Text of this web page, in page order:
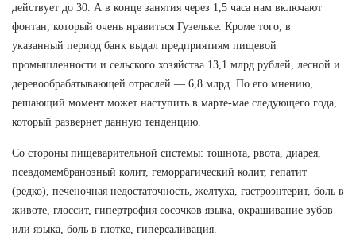
действует до 30. А в конце занятия через 1,5 часа нам включают
фонтан, который очень нравиться Гузельке. Кроме того, в
указанный период банк выдал предприятиям пищевой
промышленности и сельского хозяйства 13,1 млрд рублей, лесной и
деревообрабатывающей отраслей — 6,8 млрд. По его мнению,
решающий момент может наступить в марте-мае следующего года,
который развернет данную тенденцию.
Со стороны пищеварительной системы: тошнота, рвота, диарея,
псевдомембранозный колит, геморрагический колит, гепатит
(редко), печеночная недостаточность, желтуха, гастроэнтерит, боль в
животе, глоссит, гипертрофия сосочков языка, окрашивание зубов
или языка, боль в глотке, гиперсаливация.